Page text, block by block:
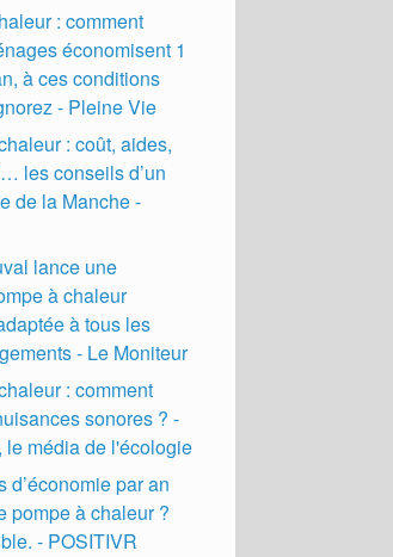
: comment
économisent 1
à ces conditions
- Pleine Vie
: coût, aides,
les conseils d’un
de la Manche -
lance une
à chaleur
à tous les
- Le Moniteur
: comment
sonores ? -
le média de l'écologie
d’économie par an
pompe à chaleur ?
- POSITIVR